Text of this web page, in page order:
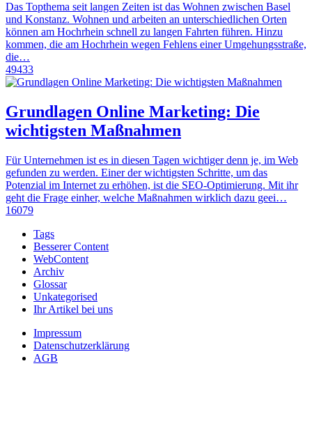
Das Topthema seit langen Zeiten ist das Wohnen zwischen Basel
und Konstanz. Wohnen und arbeiten an unterschiedlichen Orten
können am Hochrhein schnell zu langen Fahrten führen. Hinzu
kommen, die am Hochrhein wegen Fehlens einer Umgehungsstraße,
die…
49433
Grundlagen Online Marketing: Die
wichtigsten Maßnahmen
Für Unternehmen ist es in diesen Tagen wichtiger denn je, im Web
gefunden zu werden. Einer der wichtigsten Schritte, um das
Potenzial im Internet zu erhöhen, ist die SEO-Optimierung. Mit ihr
geht die Frage einher, welche Maßnahmen wirklich dazu geei…
16079
Tags
Besserer Content
WebContent
Archiv
Glossar
Unkategorised
Ihr Artikel bei uns
Impressum
Datenschutzerklärung
AGB